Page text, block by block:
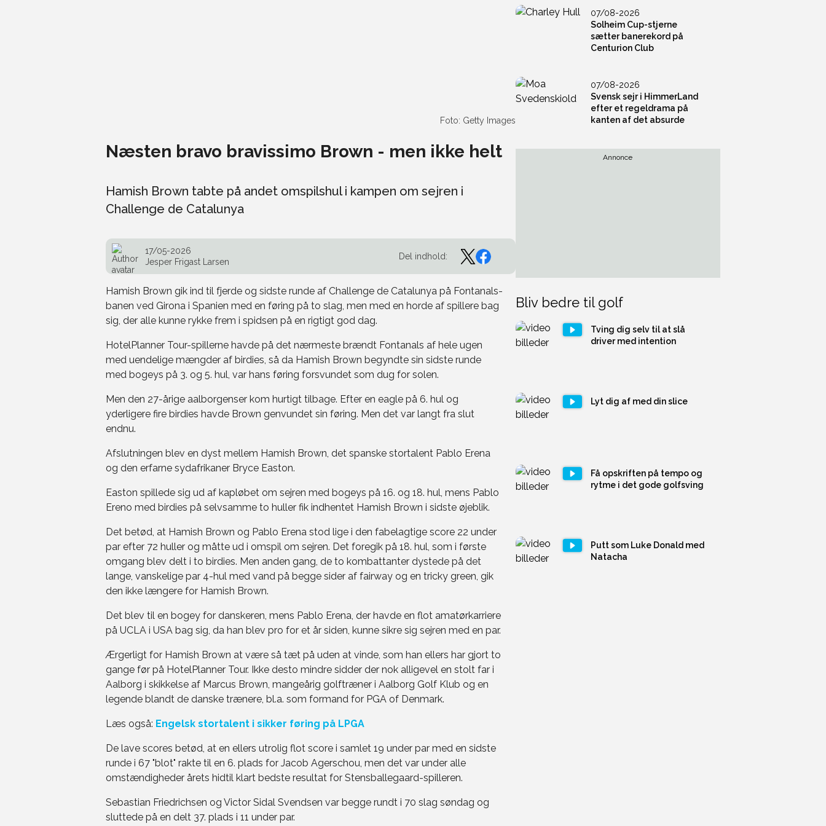
Foto: Getty Images
Næsten bravo bravissimo Brown - men ikke helt
Hamish Brown tabte på andet omspilshul i kampen om sejren i
Challenge de Catalunya
17/05-2026
Jesper Frigast Larsen
Del indhold:
Hamish Brown gik ind til fjerde og sidste runde af Challenge de Catalunya på Fontanals-
banen ved Girona i Spanien med en føring på to slag, men med en horde af spillere bag
sig, der alle kunne rykke frem i spidsen på en rigtigt god dag.
HotelPlanner Tour-spillerne havde på det nærmeste brændt Fontanals af hele ugen
med uendelige mængder af birdies, så da Hamish Brown begyndte sin sidste runde
med bogeys på 3. og 5. hul, var hans føring forsvundet som dug for solen.
Men den 27-årige aalborgenser kom hurtigt tilbage. Efter en eagle på 6. hul og
yderligere fire birdies havde Brown genvundet sin føring. Men det var langt fra slut
endnu.
Afslutningen blev en dyst mellem Hamish Brown, det spanske stortalent Pablo Erena
og den erfarne sydafrikaner Bryce Easton.
Easton spillede sig ud af kapløbet om sejren med bogeys på 16. og 18. hul, mens Pablo
Ereno med birdies på selvsamme to huller fik indhentet Hamish Brown i sidste øjeblik.
Det betød, at Hamish Brown og Pablo Erena stod lige i den fabelagtige score 22 under
par efter 72 huller og måtte ud i omspil om sejren. Det foregik på 18. hul, som i første
omgang blev delt i to birdies. Men anden gang, de to kombattanter dystede på det
lange, vanskelige par 4-hul med vand på begge sider af fairway og en tricky green, gik
den ikke længere for Hamish Brown.
Det blev til en bogey for danskeren, mens Pablo Erena, der havde en flot amatørkarriere
på UCLA i USA bag sig, da han blev pro for et år siden, kunne sikre sig sejren med en par.
Ærgerligt for Hamish Brown at være så tæt på uden at vinde, som han ellers har gjort to
gange før på HotelPlanner Tour. Ikke desto mindre sidder der nok alligevel en stolt far i
Aalborg i skikkelse af Marcus Brown, mangeårig golftræner i Aalborg Golf Klub og en
legende blandt de danske trænere, bl.a. som formand for PGA of Denmark.
Læs også: Engelsk stortalent i sikker føring på LPGA
De lave scores betød, at en ellers utrolig flot score i samlet 19 under par med en sidste
runde i 67 "blot" rakte til en 6. plads for Jacob Agerschou, men det var under alle
omstændigheder årets hidtil klart bedste resultat for Stensballegaard-spilleren.
Sebastian Friedrichsen og Victor Sidal Svendsen var begge rundt i 70 slag søndag og
sluttede på en delt 37. plads i 11 under par.
07/08-2026
Solheim Cup-stjerne
sætter banerekord på
Centurion Club
07/08-2026
Svensk sejr i HimmerLand
efter et regeldrama på
kanten af det absurde
Annonce
Bliv bedre til golf
Tving dig selv til at slå
driver med intention
Lyt dig af med din slice
Få opskriften på tempo og
rytme i det gode golfsving
Putt som Luke Donald med
Natacha